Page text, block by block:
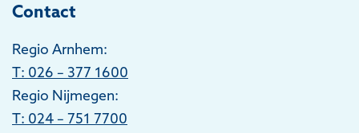
Contact
Regio Arnhem:
T: 026 – 377 1600
Regio Nijmegen:
T: 024 – 751 7700